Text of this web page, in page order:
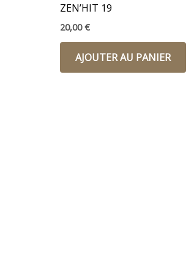
ZEN’HIT 19
20,00€
AJOUTER AU PANIER